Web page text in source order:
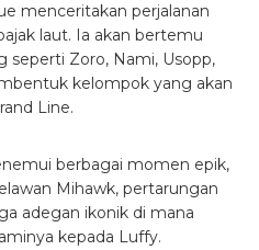
menceritakan perjalanan
laut. Ia akan bertemu
Zoro, Nami, Usopp,
kelompok yang akan
Line.
berbagai momen epik,
Mihawk, pertarungan
adegan ikonik di mana
kepada Luffy.